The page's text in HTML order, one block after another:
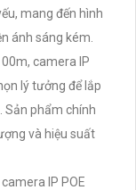
mang đến hình
ánh sáng kém.
camera IP
lý tưởng để lắp
Sản phẩm chính
và hiệu suất
camera IP POE